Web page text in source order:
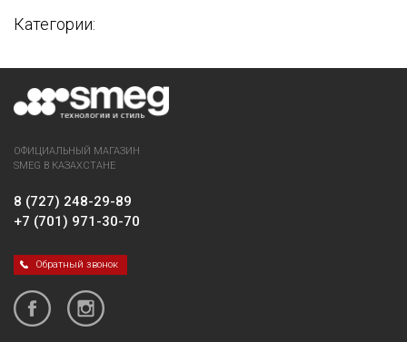
Категории:
ОФИЦИАЛЬНЫЙ МАГАЗИН
SMEG В КАЗАХСТАНЕ
8 (727) 248-29-89
+7 (701) 971-30-70
Обратный звонок